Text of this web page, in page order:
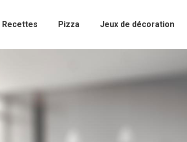
Recettes Pizza Jeux de décoration